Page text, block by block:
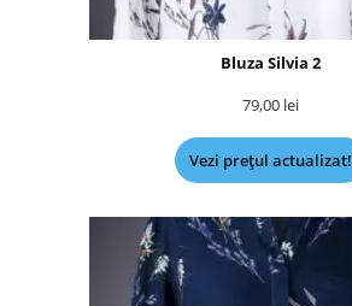
Bluza Silvia 2
79,00 lei
Vezi prețul actualizat!